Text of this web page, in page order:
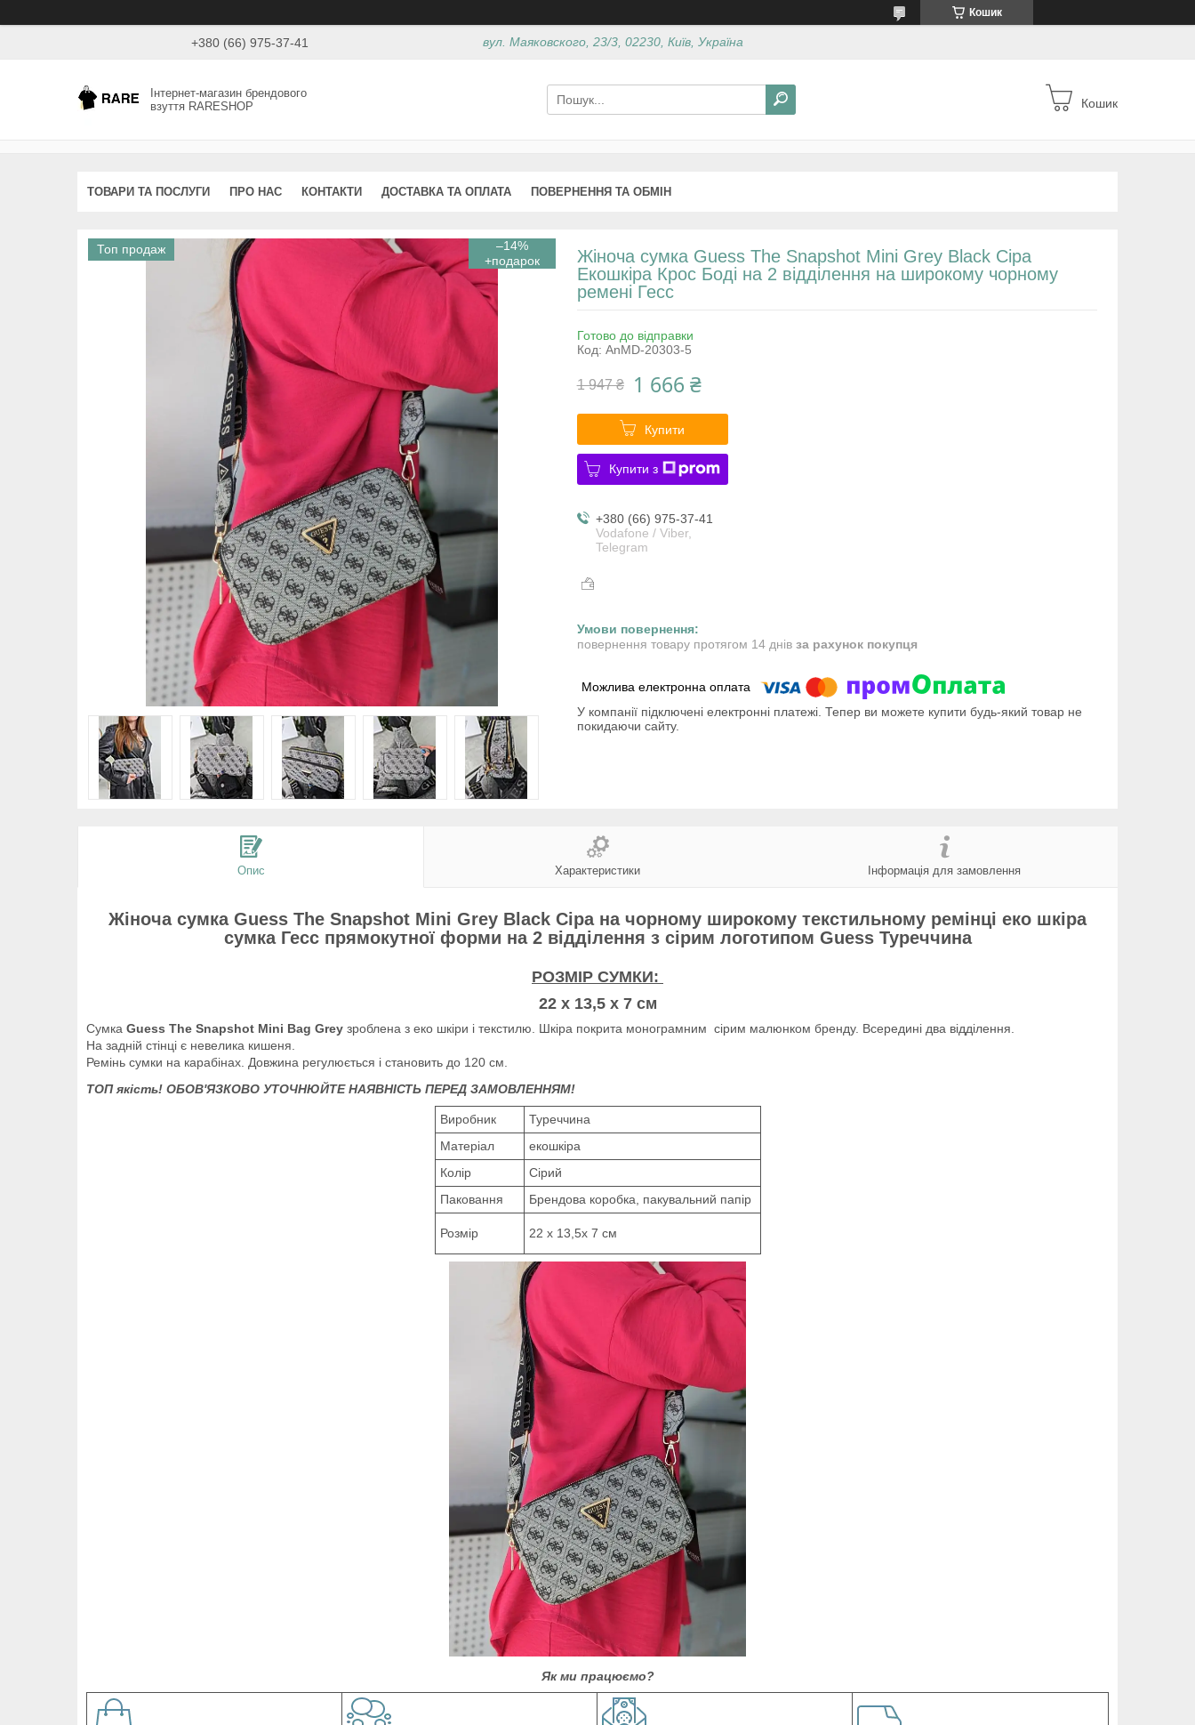
Кошик
+380 (66) 975-37-41 вул. Маяковского, 23/3, 02230, Київ, Україна
Інтернет-магазин брендового
взуття RARESHOP
Кошик
ТОВАРИ ТА ПОСЛУГИ ПРО НАС КОНТАКТИ ДОСТАВКА ТА ОПЛАТА ПОВЕРНЕННЯ ТА ОБМІН
Топ продаж –14%
Жіноча сумка Guess The Snapshot Mini Grey Black Сіра
Екошкіра Крос Боді на 2 відділення на широкому чорному
ремені Гесс
Готово до відправки
Код: AnMD-20303-5
1 947 ₴ 1 666 ₴
Купити
Купити з
+380 (66) 975-37-41
Vodafone / Viber,
Telegram
повернення товару протягом 14 днів за рахунок покупця
У компанії підключені електронні платежі. Тепер ви можете купити будь-який товар не
покидаючи сайту.
Опис Характеристики Інформація для замовлення
Жіноча сумка Guess The Snapshot Mini Grey Black Сіра на чорному широкому текстильному ремінці еко шкіра
сумка Гесс прямокутної форми на 2 відділення з сірим логотипом Guess Туреччина
РОЗМІР СУМКИ:
22 х 13,5 х 7 см
Сумка Guess The Snapshot Mini Bag Grey зроблена з еко шкіри і текстилю. Шкіра покрита монограмним сірим малюнком бренду. Всередині два відділення.
На задній стінці є невелика кишеня.
Ремінь сумки на карабінах. Довжина регулюється і становить до 120 см.
ТОП якість! ОБОВ'ЯЗКОВО УТОЧНЮЙТЕ НАЯВНІСТЬ ПЕРЕД ЗАМОВЛЕННЯМ!
Виробник
Туреччина
Матеріал
екошкіра
Колір
Сірий
Паковання
Брендова коробка, пакувальний папір
Розмір 22 х 13,5х 7 см
Як ми працюємо?